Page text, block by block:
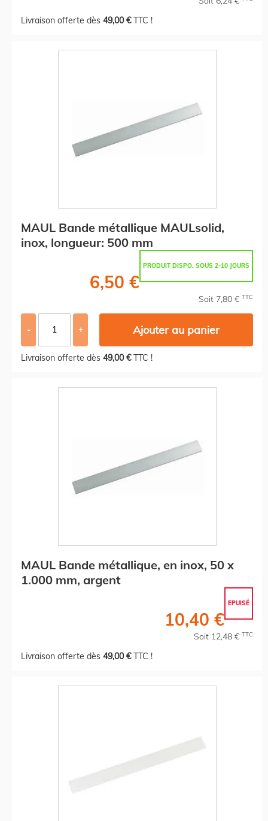
Livraison offerte dès 49,00 €TTC !
MAUL Bande métallique MAULsolid,
inox, longueur: 500 mm
PRODUIT DISPO. SOUS 2-10 JOURS
6,50 €
Soit 7,80 € TTC
- + Ajouter au panier
Livraison offerte dès 49,00 €TTC !
MAUL Bande métallique, en inox, 50 x
1.000 mm, argent
EPUISÉ
10,40 €
Soit 12,48 € TTC
Livraison offerte dès 49,00 €TTC !